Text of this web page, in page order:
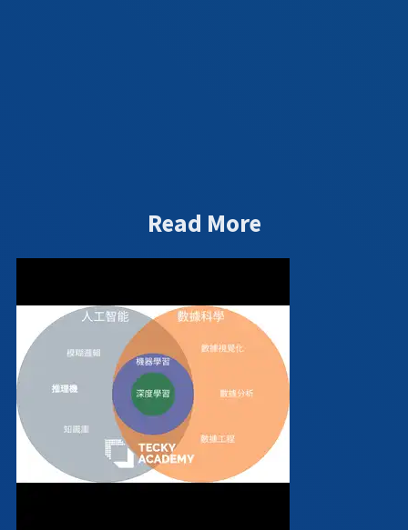
Read More